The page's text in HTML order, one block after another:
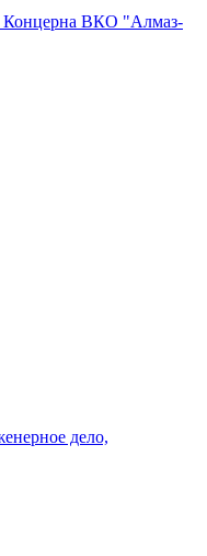
Концерна ВКО "Алмаз-
дело,